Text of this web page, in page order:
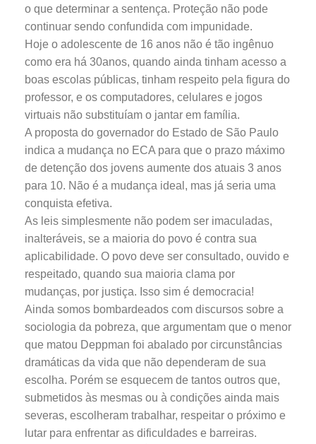
o que determinar a sentença. Proteção não pode
continuar sendo confundida com impunidade.
Hoje o adolescente de 16 anos não é tão ingênuo
como era há 30anos, quando ainda tinham acesso a
boas escolas públicas, tinham respeito pela figura do
professor, e os computadores, celulares e jogos
virtuais não substituíam o jantar em família.
A proposta do governador do Estado de São Paulo
indica a mudança no ECA para que o prazo máximo
de detenção dos jovens aumente dos atuais 3 anos
para 10. Não é a mudança ideal, mas já seria uma
conquista efetiva.
As leis simplesmente não podem ser imaculadas,
inalteráveis, se a maioria do povo é contra sua
aplicabilidade. O povo deve ser consultado, ouvido e
respeitado, quando sua maioria clama por
mudanças, por justiça. Isso sim é democracia!
Ainda somos bombardeados com discursos sobre a
sociologia da pobreza, que argumentam que o menor
que matou Deppman foi abalado por circunstâncias
dramáticas da vida que não dependeram de sua
escolha. Porém se esquecem de tantos outros que,
submetidos às mesmas ou à condições ainda mais
severas, escolheram trabalhar, respeitar o próximo e
lutar para enfrentar as dificuldades e barreiras.